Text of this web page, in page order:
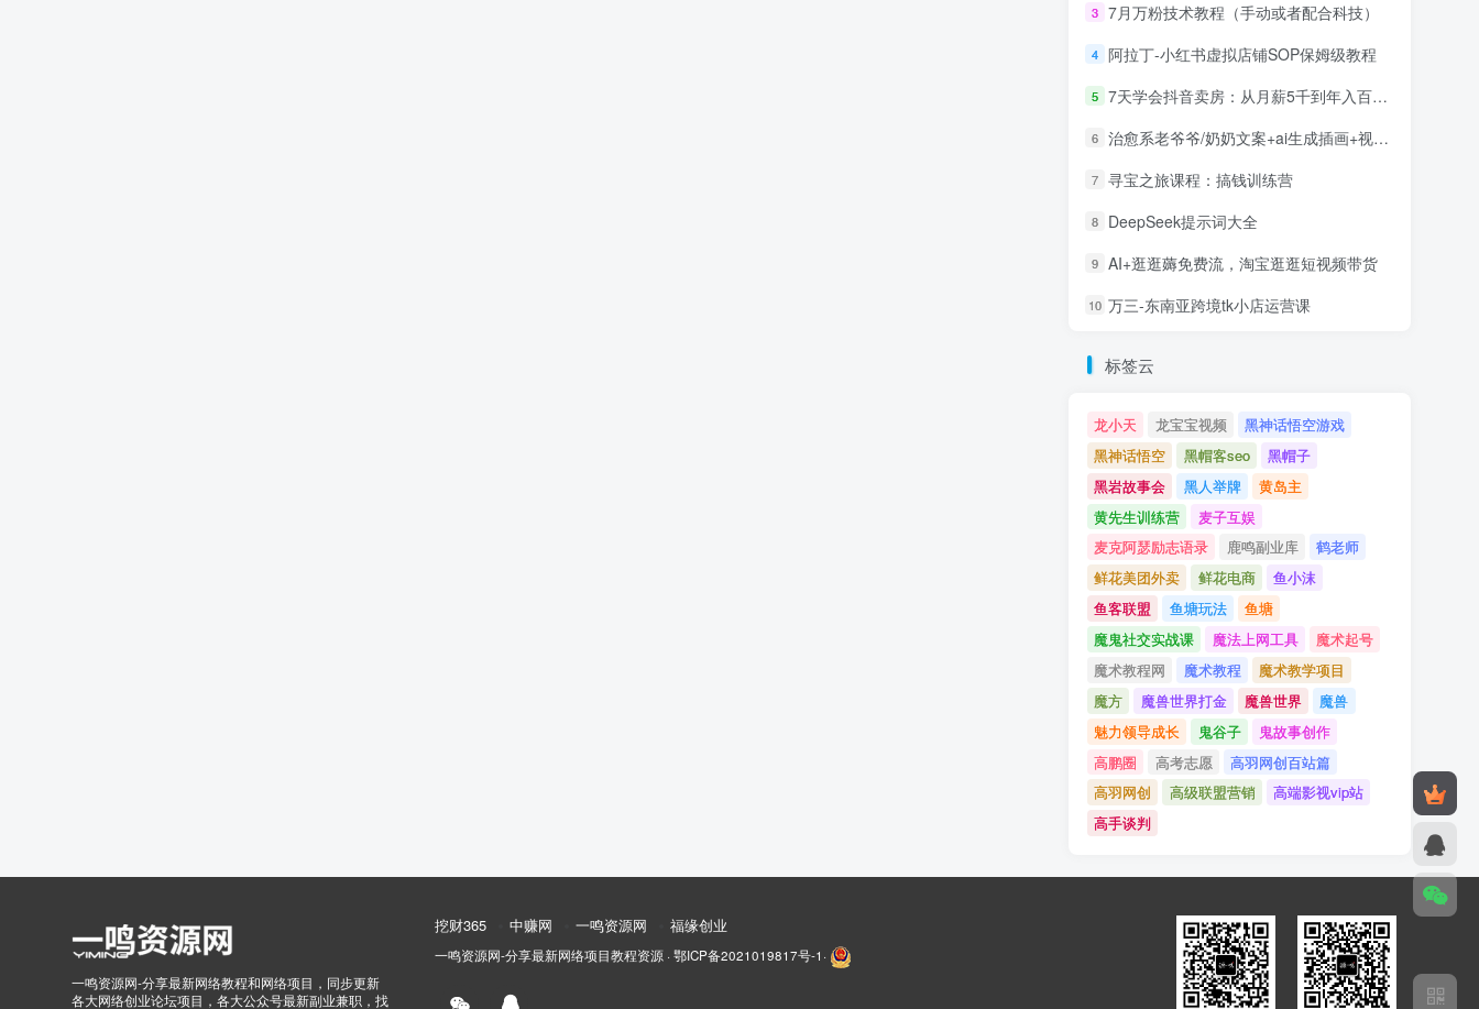
3 7月万粉技术教程（手动或者配合科技）
4 阿拉丁-小红书虚拟店铺SOP保姆级教程
5 7天学会抖音卖房：从月薪5千到年入百万，新时代房产经纪人必备技能
6 治愈系老爷爷/奶奶文案+ai生成插画+视频号广告分成项目
7 寻宝之旅课程：搞钱训练营
8 DeepSeek提示词大全
9 AI+逛逛薅免费流，淘宝逛逛短视频带货
10 万三-东南亚跨境tk小店运营课
标签云
龙小天 龙宝宝视频
黑神话悟空游戏
黑神话悟空
黑帽客seo
黑帽子
黑岩故事会
黑人举牌
黄岛主
黄先生训练营
麦子互娱
麦克阿瑟励志语录
鹿鸣副业库
鹤老师
鲜花美团外卖
鲜花电商
鱼小沫
鱼客联盟
鱼塘玩法
鱼塘
魔鬼社交实战课
魔法上网工具
魔术起号
魔术教程网
魔术教程
魔术教学项目
魔方
魔兽世界打金 魔兽世界
魔兽
魅力领导成长
鬼谷子
鬼故事创作
高鹏圈
高考志愿
高羽网创百站篇
高羽网创
高级联盟营销
高端影视vip站
高手谈判
一鸣资源网-分享最新网络教程和网络项目，同步更新
各大网络创业论坛项目，各大公众号最新副业兼职，找
挖财365 中赚网 一鸣资源网 福缘创业
一鸣资源网-分享最新网络项目教程资源 · 鄂ICP备2021019817号-1 ·